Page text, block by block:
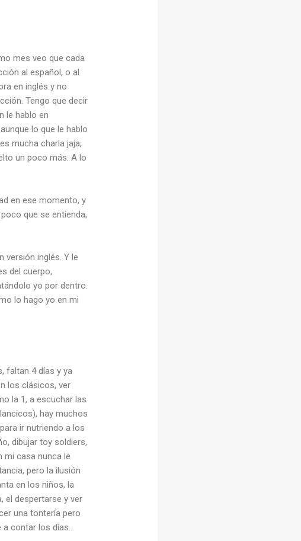
mes veo que cada
al español, o al
en inglés y no
Tengo que decir
le hablo en
lo que le hablo
mucha charla jaja,
un poco más. A lo
en ese momento, y
que se entienda,
versión inglés. Y le
del cuerpo,
yo por dentro.
lo hago yo en mi
faltan 4 días y ya
los clásicos, ver
la 1, a escuchar las
hay muchos
ir nutriendo a los
dibujar toy soldiers,
mi casa nunca le
pero la ilusión
en los niños, la
el despertarse y ver
una tontería pero
a contar los días…